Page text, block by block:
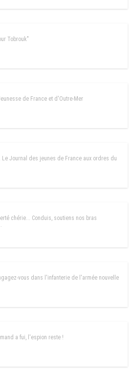
Tobrouk"
de France et d'Outre-Mer
Le Journal des jeunes de France aux ordres du
chérie... Conduis, soutiens nos bras
vous dans l'infanterie de l'armée nouvelle
a fui, l'espion reste !